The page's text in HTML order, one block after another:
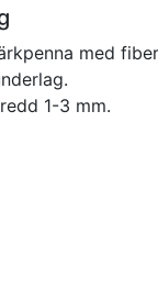
med
1-3 mm.